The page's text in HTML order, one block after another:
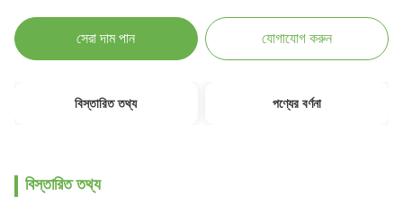
সেরা দাম পান যোগাযোগ করুন
বিস্তারিত তথ্য পণ্যের বর্ণনা
বিস্তারিত তথ্য